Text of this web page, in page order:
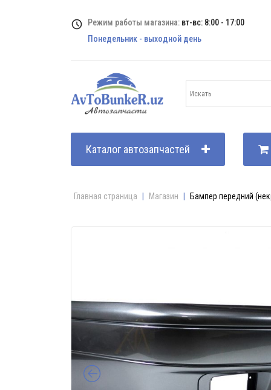
Режим работы магазина: вт-вс: 8:00 - 17:00
Понедельник - выходной день
Каталог автозапчастей
Главная страница Магазин Бампер передний